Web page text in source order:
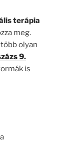
terápia
meg.
több olyan
9.
is